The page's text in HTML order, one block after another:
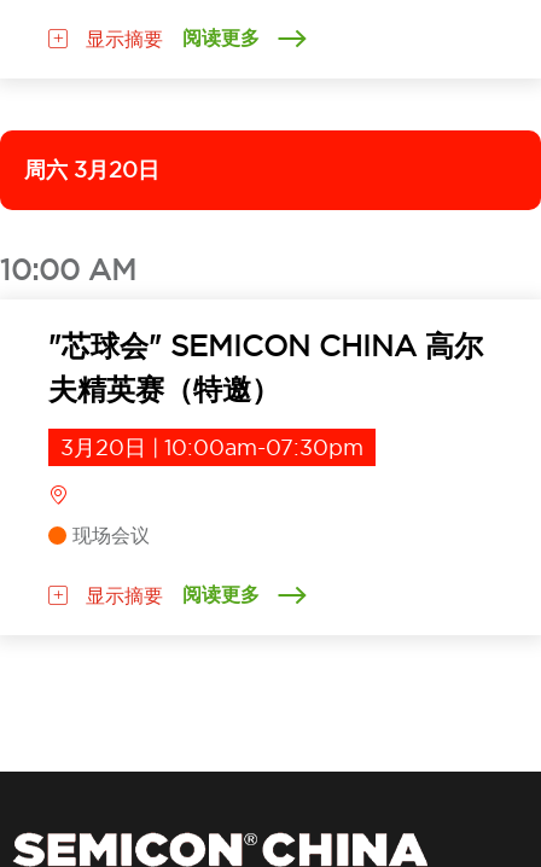
显示摘要 阅读更多
周六 3月20日
10:00 AM
"芯球会" SEMICON CHINA 高尔
夫精英赛（特邀）
3月20日 | 10:00am-07:30pm
现场会议
显示摘要 阅读更多